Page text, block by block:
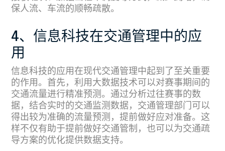
保人流、车流的顺畅疏散。
4、信息科技在交通管理中的应
用
信息科技的应用在现代交通管理中起到了至关重要
的作用。首先，利用大数据技术可以对赛事期间的
交通流量进行精准预测。通过分析过往赛事的数
据，结合实时的交通监测数据，交通管理部门可以
得出较为准确的流量预测，提前做好应对准备。这
样不仅有助于提前做好交通管制，也可以为交通疏
导方案的优化提供数据支持。